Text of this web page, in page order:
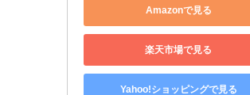
Amazonで見る
楽天市場で見る
Yahoo!ショッピングで見る